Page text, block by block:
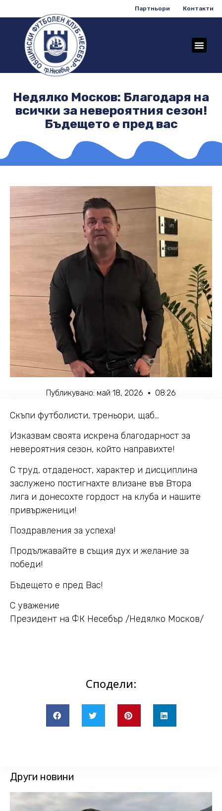
Партньори Контакти
Недялко Москов: Благодаря на
всички за невероятния сезон!
Бъдещето е пред вас
Публикувано: май 18, 2026 08:26
Скъпи футболисти, треньори, щаб…
Изказвам своята искрена благодарност за
невероятния сезон, който направихте!
С труд, отдаденост, характер и дисциплина
заслужено постигнахте влизане във Втора
лига и донесохте гордост на клуба и нашите
привърженици!
Поздравления за успеха!
Продължавайте в същия дух и желание за
победи!
Бъдещето е пред Вас!
С уважение
Президент на ФК Несебър /Недялко Москов/
Сподели:
Други новини